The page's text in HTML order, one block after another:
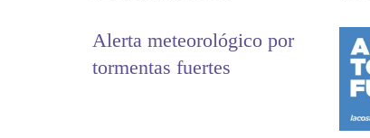
Alerta meteorológico por
tormentas fuertes